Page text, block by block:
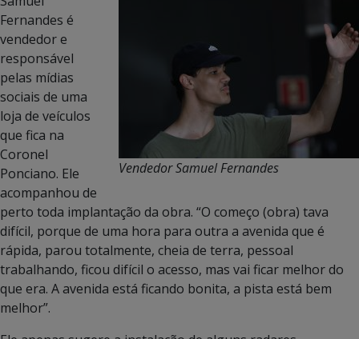
Vendedor Samuel Fernandes
Samuel
Fernandes é
vendedor e
responsável
pelas mídias
sociais de uma
loja de veículos
que fica na
Coronel
Ponciano. Ele
acompanhou de
perto toda implantação da obra. “O começo (obra) tava
difícil, porque de uma hora para outra a avenida que é
rápida, parou totalmente, cheia de terra, pessoal
trabalhando, ficou difícil o acesso, mas vai ficar melhor do
que era. A avenida está ficando bonita, a pista está bem
melhor”.